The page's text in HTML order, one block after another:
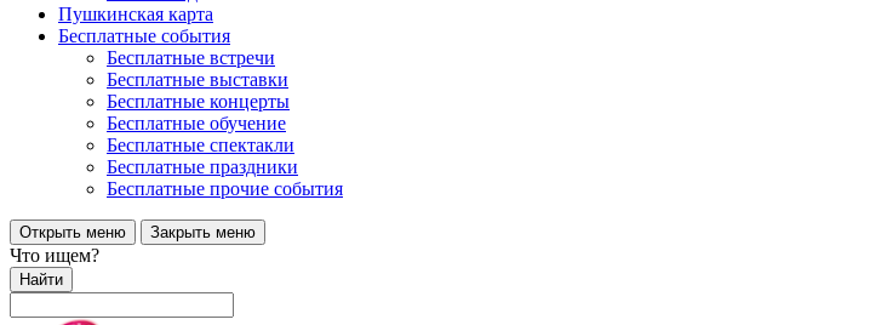
Пушкинская карта
Бесплатные события
Бесплатные встречи
Бесплатные выставки
Бесплатные концерты
Бесплатные обучение
Бесплатные спектакли
Бесплатные праздники
Бесплатные прочие события
Открыть меню Закрыть меню
Что ищем?
Найти